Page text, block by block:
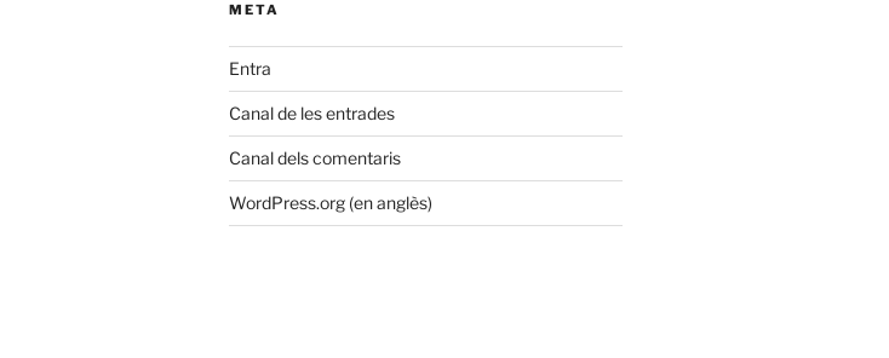
META
Entra
Canal de les entrades
Canal dels comentaris
WordPress.org (en anglès)